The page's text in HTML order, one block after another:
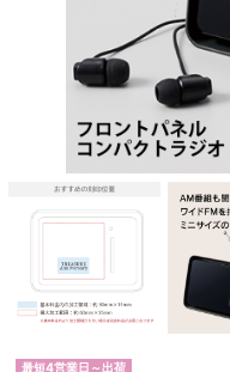
最短4営業日～出荷